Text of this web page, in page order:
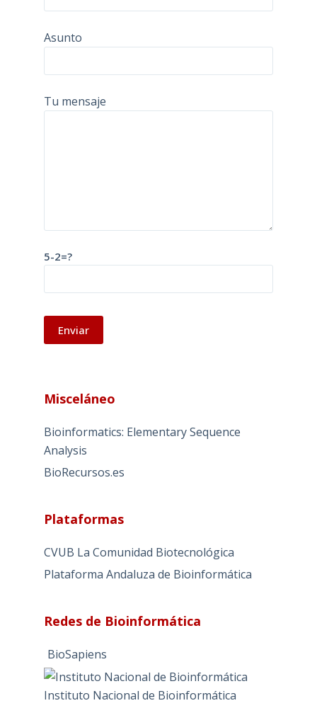
Asunto
Tu mensaje
5-2=?
t
r
n
a
v
:
Misceláneo
Bioinformatics: Elementary Sequence
Analysis
BioRecursos.es
Plataformas
CVUB La Comunidad Biotecnológica
Plataforma Andaluza de Bioinformática
Redes de Bioinformática
BioSapiens
Instituto Nacional de Bioinformática